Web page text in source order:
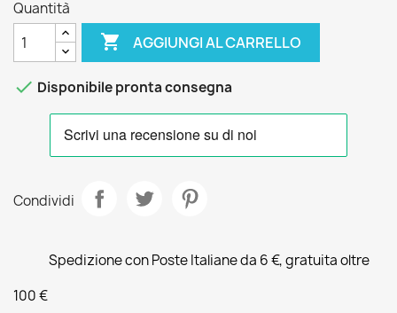
Quantità
 AGGIUNGI AL CARRELLO
 Disponibile pronta consegna
Condividi
Spedizione con Poste Italiane da 6 €, gratuita oltre
100 €